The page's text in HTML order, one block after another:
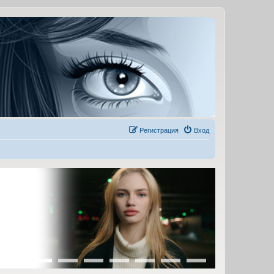
Вход
Регистрация